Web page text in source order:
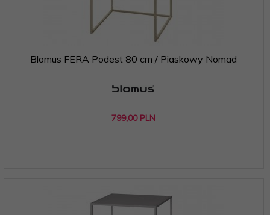
Blomus FERA Podest 80 cm / Piaskowy Nomad
799,00 PLN